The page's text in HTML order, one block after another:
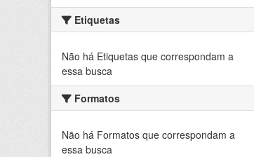
Etiquetas
Não há Etiquetas que correspondam a
essa busca
Formatos
Não há Formatos que correspondam a
essa busca